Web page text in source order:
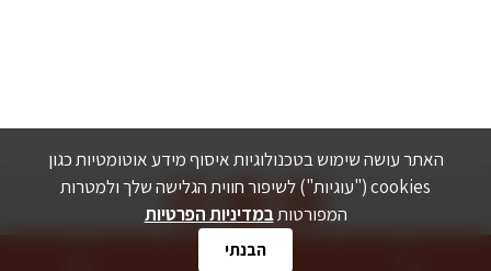
האתר עושה שימוש בטכנולוגיות איסוף מידע אוטומטיות כגון
cookies ("עוגיות") לשיפור חווית הגלישה שלך ולמטרות
המפורטותבמדיניות הפרטיות
הבנתי



Snapper